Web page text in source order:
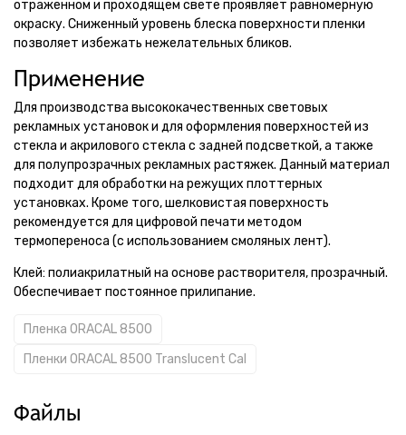
отраженном и проходящем свете проявляет равномерную
окраску. Сниженный уровень блеска поверхности пленки
позволяет избежать нежелательных бликов.
Применение
Для производства высококачественных световых
рекламных установок и для оформления поверхностей из
стекла и акрилового стекла с задней подсветкой, а также
для полупрозрачных рекламных растяжек. Данный материал
подходит для обработки на режущих плоттерных
установках. Кроме того, шелковистая поверхность
рекомендуется для цифровой печати методом
термопереноса (с использованием смоляных лент).
Клей: полиакрилатный на основе растворителя, прозрачный.
Обеспечивает постоянное прилипание.
Пленка ORACAL 8500
Пленки ORACAL 8500 Translucent Cal
Файлы